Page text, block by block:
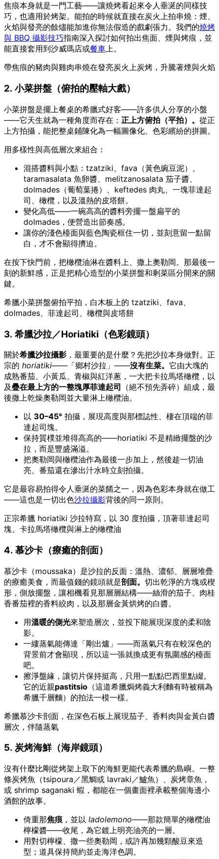
焦痕本身就是一門工藝——讓燒烤看起來令人垂涎的同樣技
巧，也適用於烤架。能拍的時候就直接在炭火上拍串燒：煙、
火焰與發亮的餘燼能加進你無法假造的戲劇張力。我們的燒烤
與 BBQ 攝影技巧指南深入探討如何拍出焦面、煙與烤痕，並
能直接套用到沙威瑪店或餐車上。
帶焦痕的豬肉與雞肉串燒在發亮炭火上炭烤，升騰著煙與火焰
2. 小菜拼盤（俯拍的壓軸大戲）
小菜拼盤是擺上餐桌的希臘式好客——許多供人分享的小盤
——它天生就為一種角度而存在： 正上方俯拍（平拍）。 從正
上方拍攝，能把整桌鋪陳化為一幅圖像化、色彩繽紛的拼圖。
用多樣性與高低層次來組合：
混搭醬料與小點：tzatziki、fava（黃色豌豆泥）、
taramasalata 魚卵醬、melitzanosalata 茄子醬、
dolmades（葡萄葉捲）、keftedes 肉丸、一塊菲達起
司、橄欖，以及溫熱的皮塔餅。
變化高低——一碗高高的醬料旁擺一盤扁平的
dolmades，便營造出節奏感。
讓你的淺色檯面與藍色陶瓷框住一切，並刻意留一點留
白，才不會顯得擠迫。
在按下快門前，把橄欖油淋在醬料上、撒上奧勒岡。那最後一
刻的新鮮感，正是把精心造型的小菜拼盤和剩菜區分開來的關
鍵。
希臘小菜拼盤俯拍平拍，白木板上的 tzatziki、fava、
dolmades、菲達起司、橄欖與皮塔餅
3. 希臘沙拉／Horiatiki（色彩鏡頭）
關於希臘沙拉攝影 ，最重要的是什麼？先把沙拉本身做對。正
宗的 horiatiki——「鄉村沙拉」——沒有生菜。 它由大塊的
成熟番茄、小黃瓜、青椒與紅洋蔥，一大把卡拉馬塔橄欖，以
及疊在最上方的一整塊厚菲達起司
（絕不預先弄碎）組成，最
後撒上乾燥奧勒岡並大量淋上橄欖油。
以 30–45° 拍攝，展現高度與那標誌性、棲在頂端的菲
達起司塊。
保持質樸並堆得高高的——horiatiki 不是精緻擺盤的沙
拉，而是豐盛滿溢。
把奧勒岡與橄欖油作為最後一步加上，然後趁一切油
亮、番茄還在滲出汁水時立刻拍攝。
它是最容易拍得令人垂涎的菜餚之一，因為色彩本身就在做工
——這也是一切出色沙拉攝影背後的同一原則。
正宗希臘 horiatiki 沙拉特寫，以 30 度拍攝，頂著菲達起司
塊、卡拉馬塔橄欖與淋上的橄欖油
4. 慕沙卡（療癒的剖面）
慕沙卡（moussaka）是沙拉的反面：溫熱、濃郁、層層堆疊
的療癒美食，而最值錢的鏡頭就是剖面。 切出乾淨的方塊或楔
形，側放擺盤，讓相機看見那層層結構——絲滑的茄子、肉桂
香番茄裡的香料絞肉，以及那層金黃烘烤的白醬。
用溫暖的側光來塑造層次，並投下能展現深度的柔和陰
影。
一縷蒸氣能傳達「剛出爐」——而蒸氣只有在較深色的
背景前才會顯現，所以這一張就換成更有氛圍感的檯面
吧。
擦淨盤緣，讓切片保持挺高，只用一點點巴西里點綴。
它的近親pastitsio （這道希臘焗烤義大利麵有時被稱為
希臘千層麵）的拍法一模一樣。
希臘慕沙卡剖面，在深色石板上展現茄子、香料肉與金黃白醬
層次，伴隨蒸氣
5. 炭烤海鮮（海岸鏡頭）
沒有什麼比剛從烤架上取下的海鮮更能代表希臘的島嶼。一整
條炭烤魚（tsipoura／黑鯛或 lavraki／鱸魚）、炭烤章魚，
或 shrimp saganaki 蝦，都能在一個畫面裡承載整個海邊小
酒館的故事。
倚重那焦痕 ，並以 ladolemono——那款簡單的橄欖油
檸檬醬——收尾，為它鍍上明亮油亮的一層。
用對切檸檬、撒一些奧勒岡，或許再加幾顆酸豆來造
型；道具保持簡約並走海洋色調。